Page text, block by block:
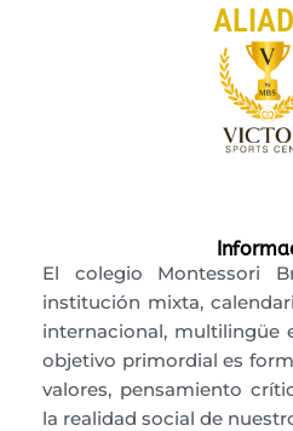
El colegio Montessori
institución mixta,
internacional, multilingüe
objetivo primordial es
valores, pensamiento
la realidad social de